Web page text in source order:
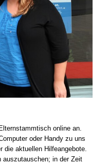
online an.
oder Han­dy zu uns
die aktu­el­len Hil­fe­an­ge­bo­te.
aus­zu­tau­schen; in der Zeit